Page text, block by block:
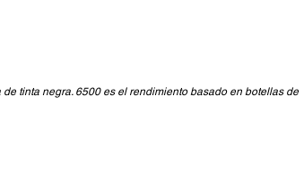
tinta negra. 6500 es el rendimiento basado en botellas de